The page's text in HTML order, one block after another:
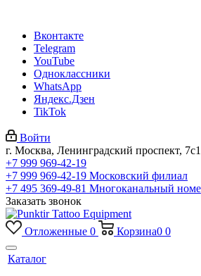
Вконтакте
Telegram
YouTube
Одноклассники
WhatsApp
Яндекс.Дзен
TikTok
Войти
г. Москва, Ленинградский проспект,
+7 999 969-42-19
+7 999 969-42-19 Московский филиал
+7 495 369-49-81 Многоканальный
Заказать звонок
Отложенные 0 Корзина0 0
Каталог